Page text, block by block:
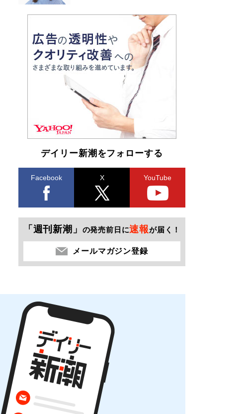
デイリー新潮をフォローする
Facebook X YouTube
「週刊新潮」 の発売前日に速報が届く！
メールマガジン登録